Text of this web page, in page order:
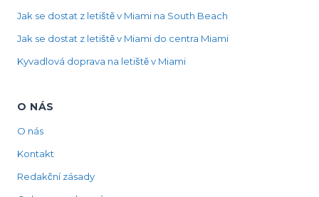
Jak se dostat z letiště v Miami na South Beach
Jak se dostat z letiště v Miami do centra Miami
Kyvadlová doprava na letiště v Miami
O NÁS
O nás
Kontakt
Redakční zásady